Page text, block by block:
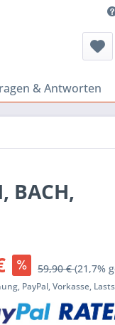
& Antworten
BACH,
59,90 €(21,7%
PayPal, Vorkasse,